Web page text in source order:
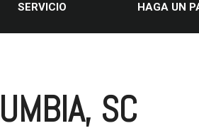
SERVICIO
Especiales
HAGA UN
SC